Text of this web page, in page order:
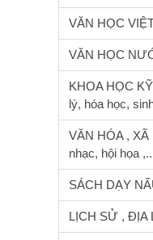
VĂN HỌC
VĂN HỌC
KHOA HỌC
lý, hóa học,
VĂN HÓA ,
nhạc, hội họa
SÁCH DẠY
LỊCH SỬ , ĐỊA